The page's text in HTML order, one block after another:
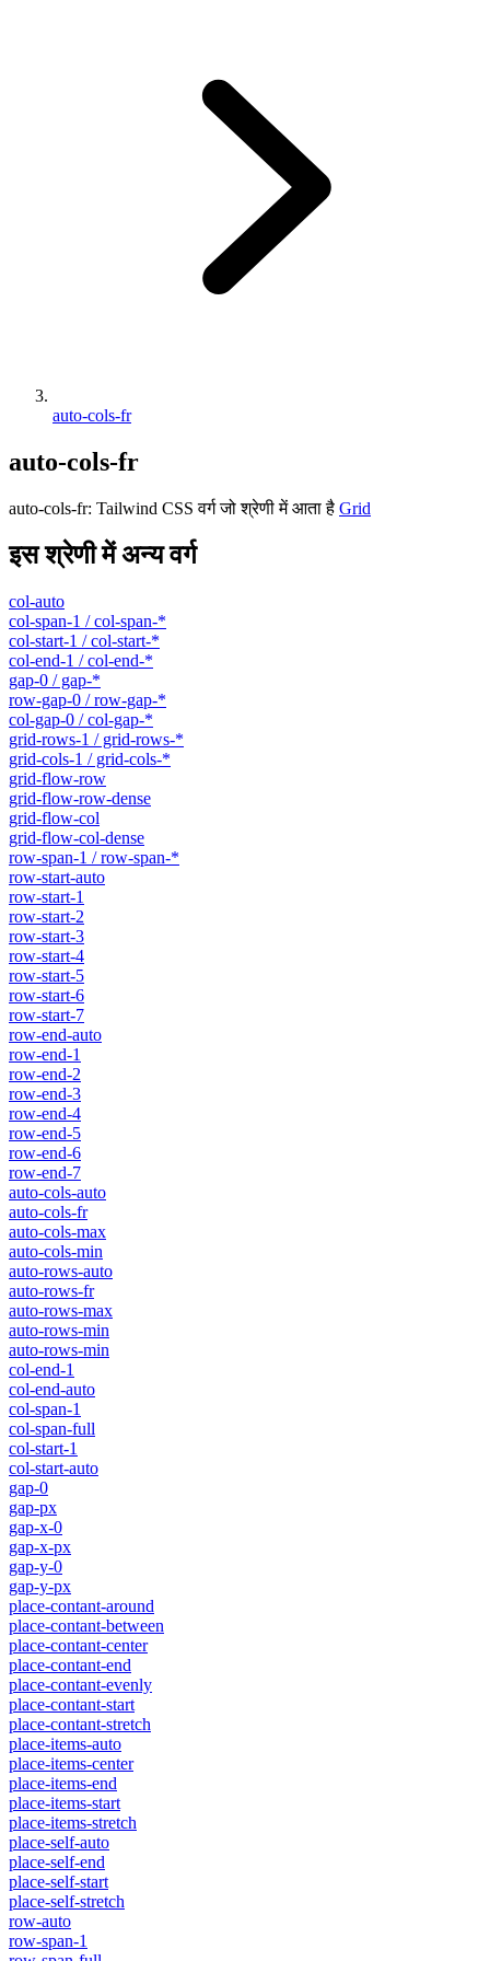
auto-cols-fr
auto-cols-fr
auto-cols-fr: Tailwind CSS वर्ग जो श्रेणी में आता है Grid
इस श्रेणी में अन्य वर्ग
col-auto
col-span-1 / col-span-*
col-start-1 / col-start-*
col-end-1 / col-end-*
gap-0 / gap-*
row-gap-0 / row-gap-*
col-gap-0 / col-gap-*
grid-rows-1 / grid-rows-*
grid-cols-1 / grid-cols-*
grid-flow-row
grid-flow-row-dense
grid-flow-col
grid-flow-col-dense
row-span-1 / row-span-*
row-start-auto
row-start-1
row-start-2
row-start-3
row-start-4
row-start-5
row-start-6
row-start-7
row-end-auto
row-end-1
row-end-2
row-end-3
row-end-4
row-end-5
row-end-6
row-end-7
auto-cols-auto
auto-cols-fr
auto-cols-max
auto-cols-min
auto-rows-auto
auto-rows-fr
auto-rows-max
auto-rows-min
auto-rows-min
col-end-1
col-end-auto
col-span-1
col-span-full
col-start-1
col-start-auto
gap-0
gap-px
gap-x-0
gap-x-px
gap-y-0
gap-y-px
place-contant-around
place-contant-between
place-contant-center
place-contant-end
place-contant-evenly
place-contant-start
place-contant-stretch
place-items-auto
place-items-center
place-items-end
place-items-start
place-items-stretch
place-self-auto
place-self-end
place-self-start
place-self-stretch
row-auto
row-span-1